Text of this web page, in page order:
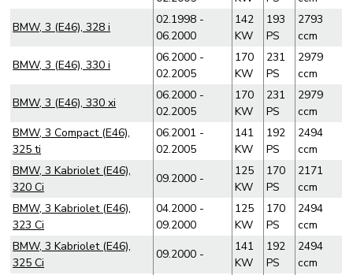
BMW, 3 (E46), 328 i
02.1998 -
06.2000
142
KW
193
PS
2793
ccm
BMW, 3 (E46), 330 i
06.2000 -
02.2005
170
KW
231
PS
2979
ccm
BMW, 3 (E46), 330 xi
06.2000 -
02.2005
170
KW
231
PS
2979
ccm
BMW, 3 Compact (E46),
325 ti
06.2001 -
02.2005
141
KW
192
PS
2494
ccm
BMW, 3 Kabriolet (E46),
320 Ci
09.2000 -
125
KW
170
PS
2171
ccm
BMW, 3 Kabriolet (E46),
323 Ci
04.2000 -
09.2000
125
KW
170
PS
2494
ccm
BMW, 3 Kabriolet (E46),
325 Ci
09.2000 -
141
KW
192
PS
2494
ccm